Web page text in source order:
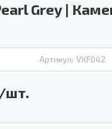
Grey |
Артикул: VKF042
шт.